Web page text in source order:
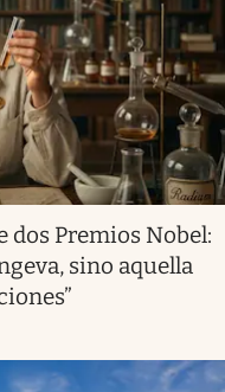
dos Premios Nobel:
sino aquella